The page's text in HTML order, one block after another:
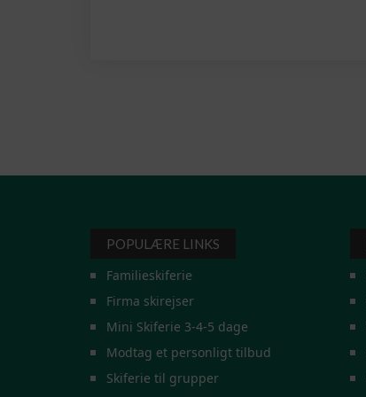
POPULÆRE LINKS
Familieskiferie
Firma skirejser
Mini Skiferie 3-4-5 dage
Modtag et personligt tilbud
Skiferie til grupper